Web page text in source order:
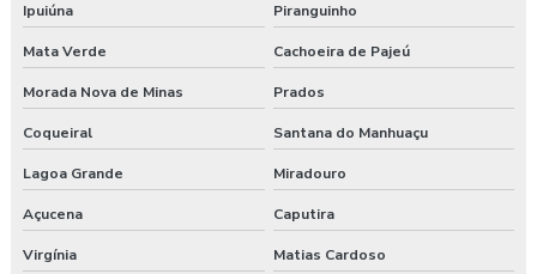
Ipuiúna Piranguinho
Mata Verde Cachoeira de Pajeú
Morada Nova de Minas Prados
Coqueiral Santana do Manhuaçu
Lagoa Grande Miradouro
Açucena Caputira
Virgínia Matias Cardoso